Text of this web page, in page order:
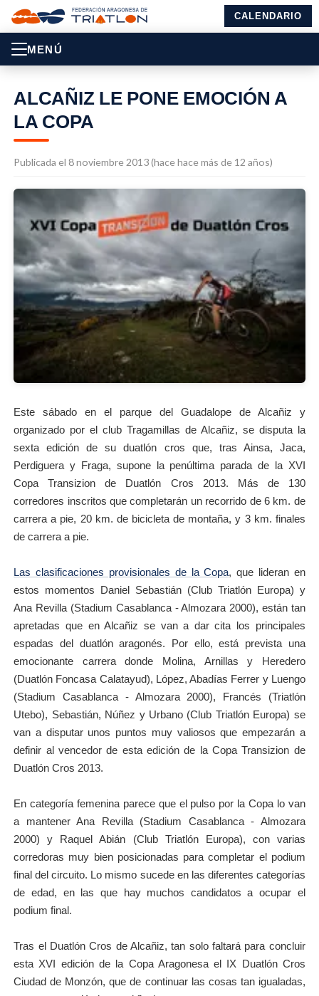
CALENDARIO
MENÚ
ALCAÑIZ LE PONE EMOCIÓN A
LA COPA
Publicada el 8 noviembre 2013 (hace hace más de 12 años)
Este sábado en el parque del Guadalope de Alcañiz y
organizado por el club Tragamillas de Alcañiz, se disputa la
sexta edición de su duatlón cros que, tras Ainsa, Jaca,
Perdiguera y Fraga, supone la penúltima parada de la XVI
Copa Transizion de Duatlón Cros 2013. Más de 130
corredores inscritos que completarán un recorrido de 6 km. de
carrera a pie, 20 km. de bicicleta de montaña, y 3 km. finales
de carrera a pie.
Las clasificaciones provisionales de la Copa, que lideran en
estos momentos Daniel Sebastián (Club Triatlón Europa) y
Ana Revilla (Stadium Casablanca - Almozara 2000), están tan
apretadas que en Alcañiz se van a dar cita los principales
espadas del duatlón aragonés. Por ello, está prevista una
emocionante carrera donde Molina, Arnillas y Heredero
(Duatlón Foncasa Calatayud), López, Abadías Ferrer y Luengo
(Stadium Casablanca - Almozara 2000), Francés (Triatlón
Utebo), Sebastián, Núñez y Urbano (Club Triatlón Europa) se
van a disputar unos puntos muy valiosos que empezarán a
definir al vencedor de esta edición de la Copa Transizion de
Duatlón Cros 2013.
En categoría femenina parece que el pulso por la Copa lo van
a mantener Ana Revilla (Stadium Casablanca - Almozara
2000) y Raquel Abián (Club Triatlón Europa), con varias
corredoras muy bien posicionadas para completar el podium
final del circuito. Lo mismo sucede en las diferentes categorías
de edad, en las que hay muchos candidatos a ocupar el
podium final.
Tras el Duatlón Cros de Alcañiz, tan solo faltará para concluir
esta XVI edición de la Copa Aragonesa el IX Duatlón Cros
Ciudad de Monzón, que de continuar las cosas tan igualadas,